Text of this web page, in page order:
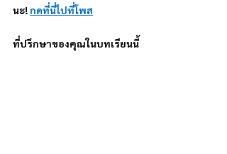
นะ! กดที่นี่ไปที่โพส
ที่ปรึกษาของคุณในบทเรียนนี้